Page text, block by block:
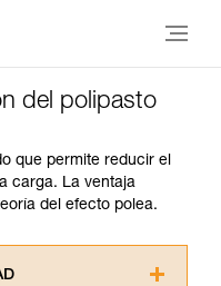
del polipasto
que permite reducir el
carga. La ventaja
del efecto polea.